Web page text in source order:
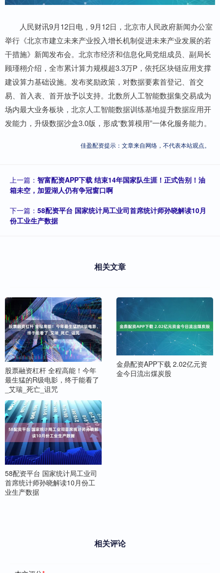
人民财讯9月12日电，9月12日，北京市人民政府新闻办公室
举行《北京市建立未来产业投入增长机制促进未来产业发展的若
干措施》新闻发布会。北京市经济和信息化局党组成员、副局长
顾瑾栩介绍，全市累计算力规模超3.3万P，依托区块链应用支撑
建设算力基础设施。发布奖励政策，对数据要素首登记、首交
易、首入表、首开放予以支持。北数所人工智能数据集交易成为
场内最大业务板块，北京人工智能数据训练基地提升数据应用开
发能力，升级数据沙盒3.0版，形成“数算模用”一体化服务能力。
佳盈配资提示：文章来自网络，不代表本站观点。
上一篇： 智富配资APP下载 结束14年国家队生涯！正式告别！油
箱未空，加盟湖人仍有争冠窗口啊
下一篇： 58配资平台 国家统计局工业司首席统计师孙晓解读10月
份工业生产数据
相关文章
股票融资杠杆 全程高能！今年
最生猛的R级电影，终于能看了
_艾瑞_死亡_诅咒
金鼎配资APP下载 2.02亿元资
金今日流出煤炭股
58配资平台 国家统计局工业司
首席统计师孙晓解读10月份工
业生产数据
相关评论